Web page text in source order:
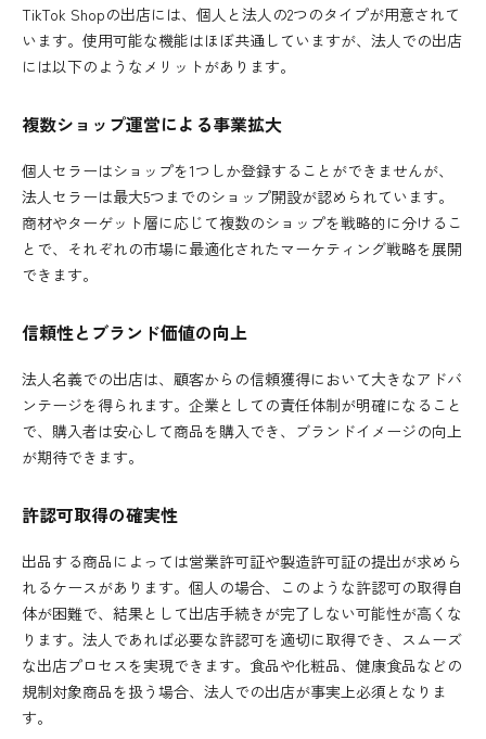
TikTok Shopの出店には、個人と法人の2つのタイプが用意されて
います。使用可能な機能はほぼ共通していますが、法人での出店
には以下のようなメリットがあります。
複数ショップ運営による事業拡大
個人セラーはショップを1つしか登録することができませんが、
法人セラーは最大5つまでのショップ開設が認められています。
商材やターゲット層に応じて複数のショップを戦略的に分けるこ
とで、それぞれの市場に最適化されたマーケティング戦略を展開
できます。
信頼性とブランド価値の向上
法人名義での出店は、顧客からの信頼獲得において大きなアドバ
ンテージを得られます。企業としての責任体制が明確になること
で、購入者は安心して商品を購入でき、ブランドイメージの向上
が期待できます。
許認可取得の確実性
出品する商品によっては営業許可証や製造許可証の提出が求めら
れるケースがあります。個人の場合、このような許認可の取得自
体が困難で、結果として出店手続きが完了しない可能性が高くな
ります。法人であれば必要な許認可を適切に取得でき、スムーズ
な出店プロセスを実現できます。食品や化粧品、健康食品などの
規制対象商品を扱う場合、法人での出店が事実上必須となりま
す。